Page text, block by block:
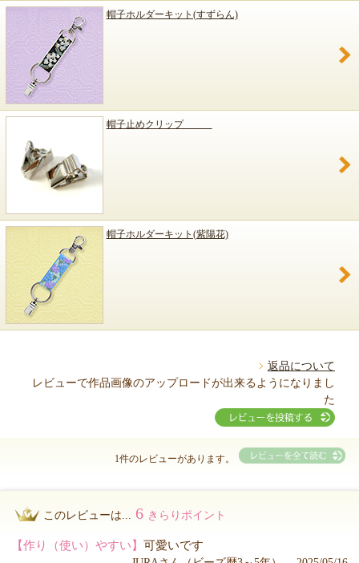
帽子ホルダーキット(すずらん)
帽子止めクリップ
帽子ホルダーキット(紫陽花)
返品について
レビューで作品画像のアップロードが出来るようになりまし
た
1件のレビューがあります。
このレビューは... 6 きらりポイント
【作り（使い）やすい】 可愛いです